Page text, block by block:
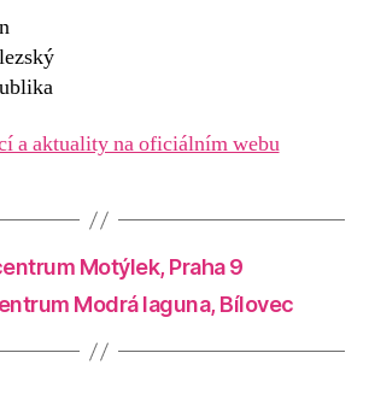
a aktuality na oficiálním webu
Motýlek, Praha 9
Modrá laguna, Bílovec